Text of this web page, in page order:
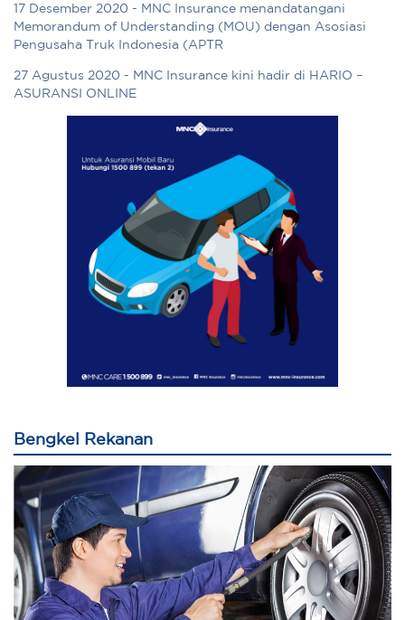
17 Desember 2020 - MNC Insurance menandatangani
Memorandum of Understanding (MOU) dengan Asosiasi
Pengusaha Truk Indonesia (APTR
27 Agustus 2020 - MNC Insurance kini hadir di HARIO –
ASURANSI ONLINE
Bengkel Rekanan